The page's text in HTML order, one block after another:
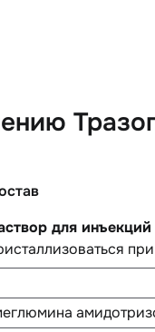
для инъекций